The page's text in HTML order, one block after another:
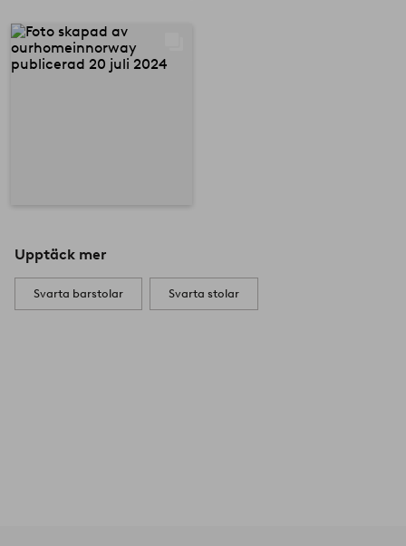
Upptäck mer
Svarta barstolar Svarta stolar